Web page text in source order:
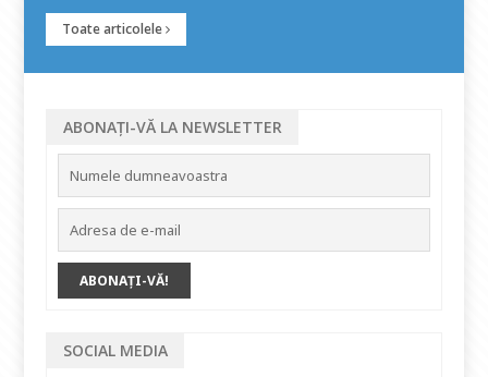
Toate articolele
ABONAȚI-VĂ LA NEWSLETTER
SOCIAL MEDIA